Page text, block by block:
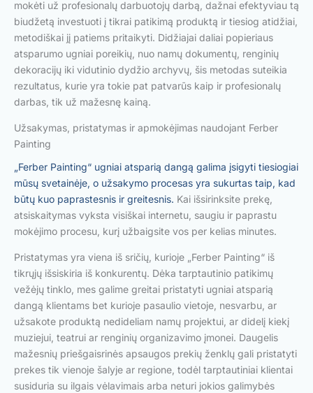
mokėti už profesionalų darbuotojų darbą, dažnai efektyviau tą
biudžetą investuoti į tikrai patikimą produktą ir tiesiog atidžiai,
metodiškai jį patiems pritaikyti. Didžiajai daliai popieriaus
atsparumo ugniai poreikių, nuo namų dokumentų, renginių
dekoracijų iki vidutinio dydžio archyvų, šis metodas suteikia
rezultatus, kurie yra tokie pat patvarūs kaip ir profesionalų
darbas, tik už mažesnę kainą.
Užsakymas, pristatymas ir apmokėjimas naudojant Ferber
Painting
„Ferber Painting“ ugniai atsparią dangą galima įsigyti tiesiogiai
mūsų svetainėje, o užsakymo procesas yra sukurtas taip, kad
būtų kuo paprastesnis ir greitesnis. Kai išsirinksite prekę,
atsiskaitymas vyksta visiškai internetu, saugiu ir paprastu
mokėjimo procesu, kurį užbaigsite vos per kelias minutes.
Pristatymas yra viena iš sričių, kurioje „Ferber Painting“ iš
tikrųjų išsiskiria iš konkurentų. Dėka tarptautinio patikimų
vežėjų tinklo, mes galime greitai pristatyti ugniai atsparią
dangą klientams bet kurioje pasaulio vietoje, nesvarbu, ar
užsakote produktą nedideliam namų projektui, ar didelį kiekį
muziejui, teatrui ar renginių organizavimo įmonei. Daugelis
mažesnių priešgaisrinės apsaugos prekių ženklų gali pristatyti
prekes tik vienoje šalyje ar regione, todėl tarptautiniai klientai
susiduria su ilgais vėlavimais arba neturi jokios galimybės